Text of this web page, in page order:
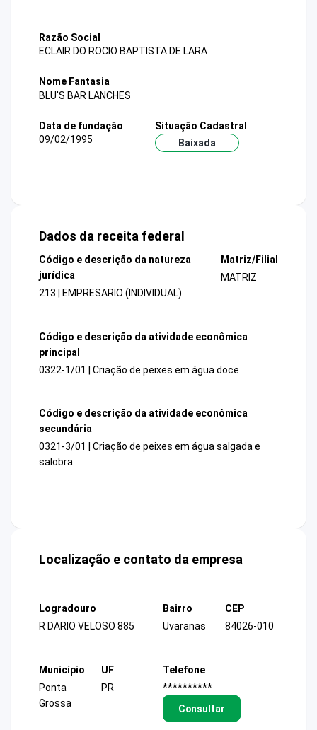
Razão Social
ECLAIR DO ROCIO BAPTISTA DE LARA
Nome Fantasia
BLU'S BAR LANCHES
Data de fundação
09/02/1995
Situação Cadastral
Baixada
Dados da receita federal
Código e descrição da natureza
jurídica
213 | EMPRESARIO (INDIVIDUAL)
Matriz/Filial
MATRIZ
Código e descrição da atividade econômica
principal
0322-1/01 | Criação de peixes em água doce
Código e descrição da atividade econômica
secundária
0321-3/01 | Criação de peixes em água salgada e
salobra
Localização e contato da empresa
Logradouro
R DARIO VELOSO 885
Bairro
Uvaranas
CEP
84026-010
Município
Ponta
Grossa
UF
PR
Telefone
**********
Consultar